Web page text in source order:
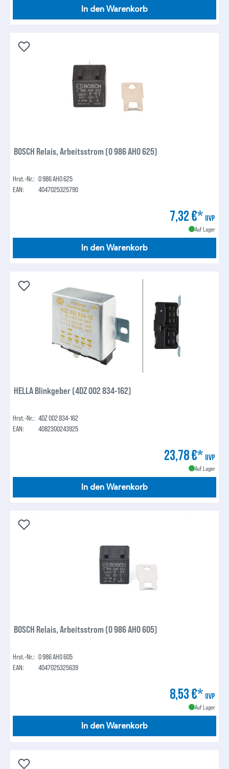
In den Warenkorb
BOSCH Relais, Arbeitsstrom (0 986 AH0 625)
Hrst.-Nr.: 0 986 AH0 625
EAN:
4047025325790
7,32 €* UVP
Auf Lager
In den Warenkorb
HELLA Blinkgeber (4DZ 002 834-162)
Hrst.-Nr.: 4DZ 002 834-162
EAN:
4082300243925
23,78 €* UVP
Auf Lager
In den Warenkorb
BOSCH Relais, Arbeitsstrom (0 986 AH0 605)
Hrst.-Nr.: 0 986 AH0 605
EAN:
4047025325639
8,53 €* UVP
Auf Lager
In den Warenkorb